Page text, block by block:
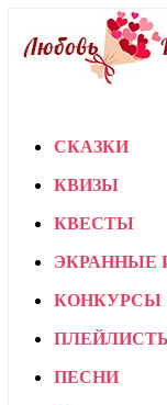
СКАЗКИ
КВИЗЫ
КВЕСТЫ
ЭКРАННЫЕ
КОНКУРСЫ
ПЕСНИ